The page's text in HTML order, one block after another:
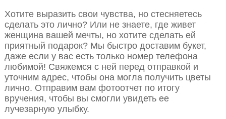
Хотите выразить свои чувства, но стесняетесь
сделать это лично? Или не знаете, где живет
женщина вашей мечты, но хотите сделать ей
приятный подарок? Мы быстро доставим букет,
даже если у вас есть только номер телефона
любимой! Свяжемся с ней перед отправкой и
уточним адрес, чтобы она могла получить цветы
лично. Отправим вам фотоотчет по итогу
вручения, чтобы вы смогли увидеть ее
лучезарную улыбку.